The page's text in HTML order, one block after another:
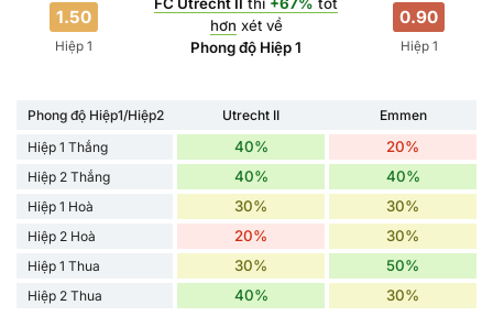
1.50
Hiệp 1
hơn xét về
Phong độ Hiệp 1
0.90
Hiệp 1
Phong độ Hiệp1/Hiệp2 Utrecht II
Emmen
Hiệp 1 Thắng
40% 20%
Hiệp 2 Thắng 40% 40%
Hiệp 1 Hoà 30% 30%
Hiệp 2 Hoà 20% 30%
Hiệp 1 Thua 30% 50%
Hiệp 2 Thua 40% 30%